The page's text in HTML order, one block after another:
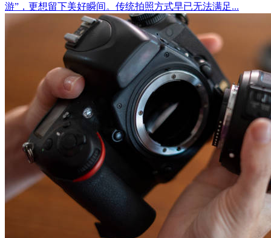
游”，更想留下美好瞬间。传统拍照方式早已无法满足...